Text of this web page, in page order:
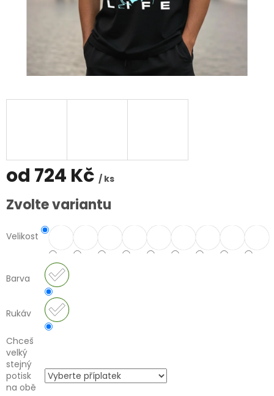
od 724 Kč / ks
Měrná
cena:
Zvolte variantu
Velikost
Barva
Rukáv
Chceš
velký
stejný
potisk
na obě